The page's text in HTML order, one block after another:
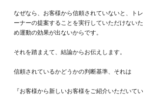
なぜなら、お客様から信頼されていないと、トレ
ーナーの提案することを実行していただけないた
め運動の効果が出ないからです。
それを踏まえて、結論からお伝えします。
信頼されているかどうかの判断基準、それは
『お客様から新しいお客様をご紹介いただいてい